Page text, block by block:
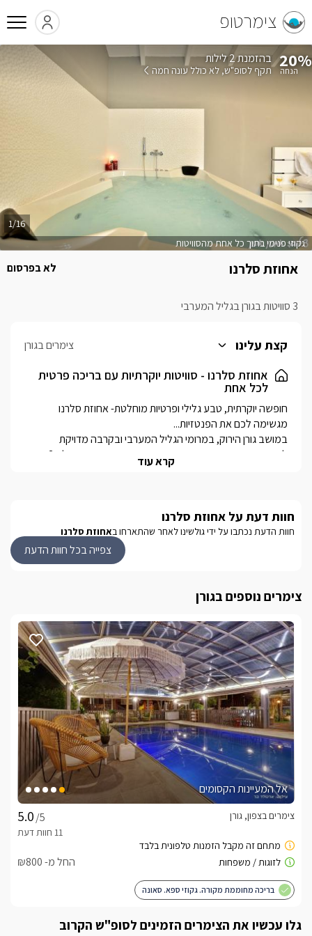
צימרטופ
אחוזת סלרנו
3 סוויטות בגורן בגליל המערבי
לא בפרסום
גקוזי פנימי בתוך כל אחת מהסוויטות
1/16
20% בהזמנת 2 לילות
תקף לסופ"ש לא כולל עונה חמה
קצת עלינו צימרים בגורן
אחוזת סלרנו - סוויטות יוקרתיות עם בריכה פרטית
לכל אחת
מזג האויר}
כל אחת משלושת הסוויטות מעוצבת בצבעי לבן עם נגיעות עדינות
מיטה זוגית גדולה ומפנקת תמתין לכם בסוויטה ועליה מצעים רכים
ולבנים, לצדה ניצב הג'קוזי הגדול בו תוכלו להתפנק ללא הרף, בכל
הכולל מכונת אספרסו מקצועית, בר אכילה צמוד וחלון הזזה ענק
המשקיף לעבר מתחם החוץ הפרטי והמושקע.
מתחמי חוץ פרטיים
במתחם הפרטי של כל אחת מהסוויטות תיהנו ממדשאה ענקית,
ירוקה ומטופחת, ריהוט גן עשיר ויוקרתי, פינת ברביקיו, תאורה לילית
הדובדבן שבקצפת- בריכת שחייה פרטית ומושקעת לכל אחת,
עטופה גדר לבנה למקסימום פרטיות, סביבה פזורות מיטות שיזוף
ושמשיות.(הבריכות מחוממות בחודשי החורף)
קרא עוד
חוות דעת על אחוזת סלרנו
חוות הדעת נכתבו על ידי גולשינו לאחר שהתארחו באחוזת סלרנו
צפייה בכל חוות הדעת
צימרים נוספים בגורן
אל המעיינות הקסומים
/5
צימרים בצפון, גורן
החל מ- ₪800
בריכה מחוממת מקורה. גקוזי ספא. סאונה
גלו עכשיו את הצימרים הזמינים לסופ"ש הקרוב